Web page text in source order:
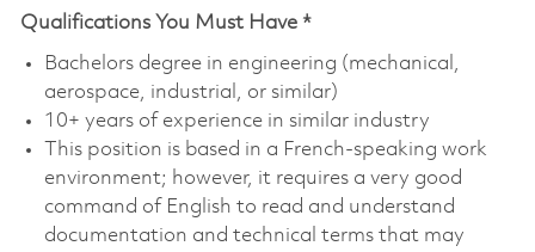
Qualifications You Must Have *
Bachelors degree in engineering (mechanical,
aerospace, industrial, or similar)
10+ years of experience in similar industry
This position is based in a French-speaking work
environment; however, it requires a very good
command of English to read and understand
documentation and technical terms that may